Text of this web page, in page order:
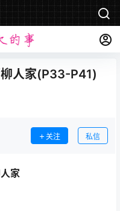
人家(P33-P41)
关注 私信
家